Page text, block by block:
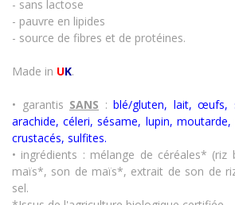
- sans lactose
- pauvre en lipides
- source de fibres et de protéines.
Made in UK.
• garantis SANS : blé/gluten, lait, œufs,
arachide, céleri, sésame, lupin,
crustacés, sulfites.
• ingrédients : mélange de céréales* (riz
maïs*, son de maïs*, extrait de son de
sel.